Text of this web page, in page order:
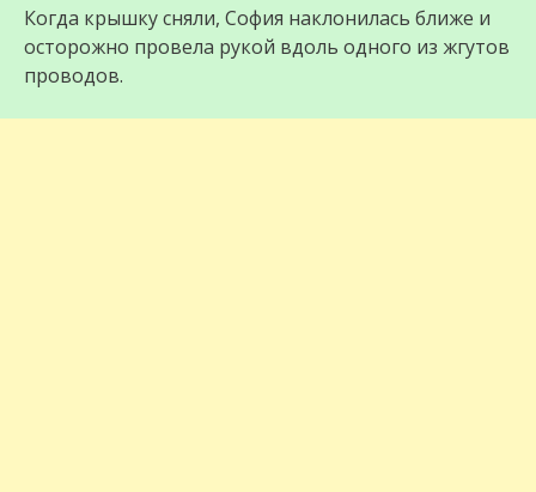
Когда крышку сняли, София наклонилась ближе и
осторожно провела рукой вдоль одного из жгутов
проводов.